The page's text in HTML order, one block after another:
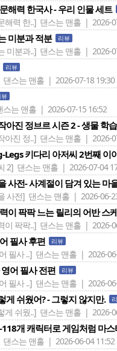
해력 한국사 - 우리 인물 세트
해력 한..] 댄스는 맨홀 | 2026-
미분과 적분 리뷰
미분과..] 댄스는 맨홀 | 2026-
리뷰
댄스는 맨홀 | 2026-07-18 19:30
스는 맨홀 | 2026-07-15 16:52
아진 정브르 시즌 2 - 생물 학
아진 정..] 댄스는 맨홀 | 2026-
키다리 아저씨 2번째 이
2] 댄스는 맨홀 | 2026-07-04
사전- 사계절이 담겨 있는 마
사전] 댄스는 맨홀 | 2026-06-
이 팍팍 느는 릴리의 어반 스
이 팍팍..] 댄스는 맨홀 | 2026-
필사 후편 리뷰
필사 ..] 댄스는 맨홀 | 2026-
어 필사 전편 리뷰
필사 ..] 댄스는 맨홀 | 2026-
게 쉬웠어? - 그렇지 않지만.
게 쉬웠..] 댄스는 맨홀 | 2026-
118개 캐릭터로 게임처럼 마
댄스는 맨홀 | 2026-06-04 11:52